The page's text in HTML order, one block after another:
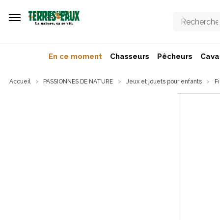
En ce moment Chasseurs Pêcheurs
Accueil PASSIONNES DE NATURE Jeux et jouets pour enfants